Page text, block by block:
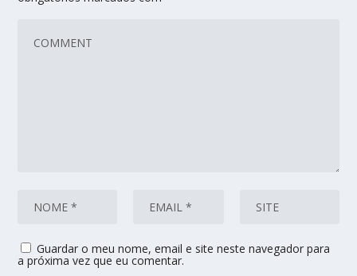
Guardar o meu nome, email e site neste navegador para
a próxima vez que eu comentar.